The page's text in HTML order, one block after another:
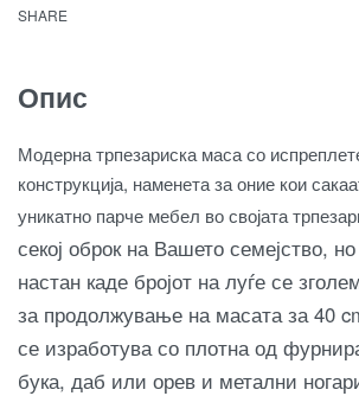
SHARE
Опис
Модерна трпезариска маса со
конструкција, наменета за оние кои
уникатно парче мебел во својата
секој оброк на Вашето семејство, но
настан каде бројот на луѓе се
за продолжување на масата за 40
се изработува со плотна од
бука, даб или орев и метални